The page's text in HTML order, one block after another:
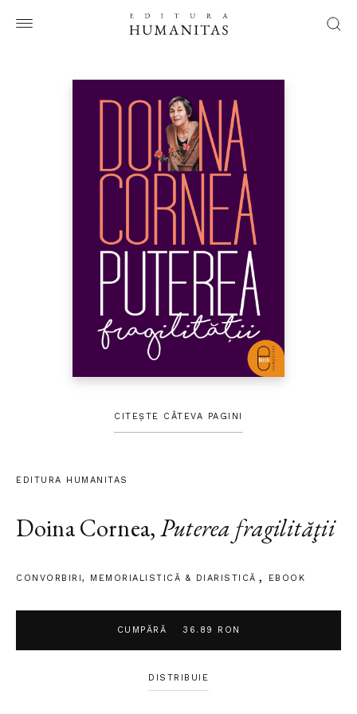
CITEȘTE CÂTEVA PAGINI
EDITURA HUMANITAS
Doina Cornea,Puterea fragilităţii
CONVORBIRI , MEMORIALISTICĂ & DIARISTICĂ EBOOK
DISTRIBUIE
CUMPĂRĂ 36.89 RON